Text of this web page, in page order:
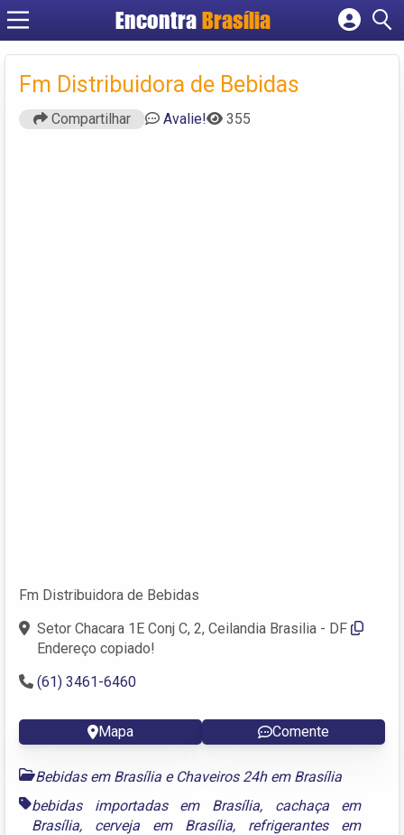
EncontraBrasília
Cadastrar empresa
Criar conta
Fm Distribuidora de Bebidas
Compartilhar Avalie! 355
Fm Distribuidora de Bebidas
Setor Chacara 1E Conj C, 2, Ceilandia Brasilia - DF
Endereço copiado!
(61) 3461-6460
Mapa Comente
Bebidas em Brasília e Chaveiros 24h em Brasília
bebidas importadas em Brasília, cachaça em
Brasília, cerveja em Brasília, refrigerantes em